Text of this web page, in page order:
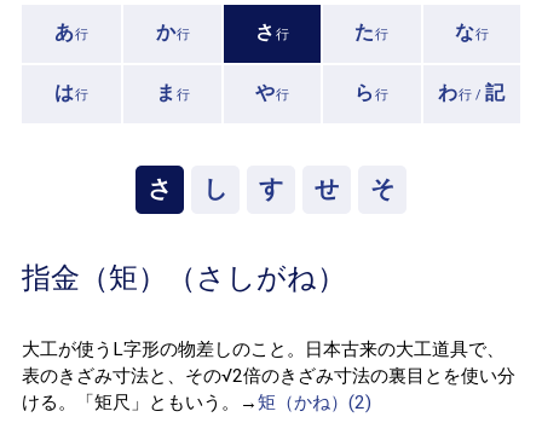
あ行 か行 さ 行 た行 な行
は行 ま 行 や行 ら行 わ行 / 記
さ し す せ そ
指金（矩）（さしがね）
大工が使うL字形の物差しのこと。日本古来の大工道具で、
表のきざみ寸法と、その√2倍のきざみ寸法の裏目とを使い分
ける。「矩尺」ともいう。→矩（かね）(2)